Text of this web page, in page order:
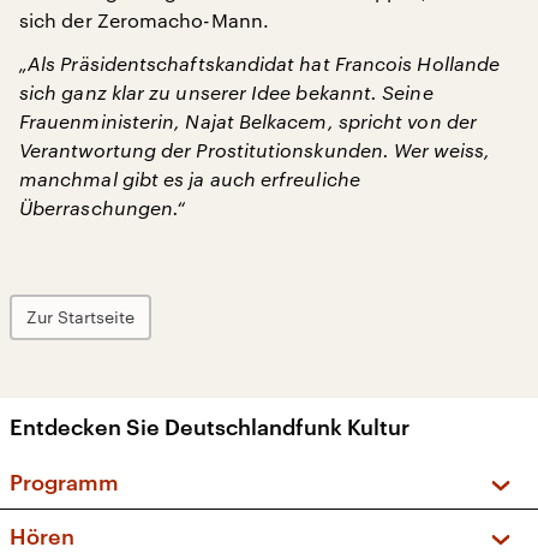
sich der Zeromacho-Mann.
„Als Präsidentschaftskandidat hat Francois Hollande
sich ganz klar zu unserer Idee bekannt. Seine
Frauenministerin, Najat Belkacem, spricht von der
Verantwortung der Prostitutionskunden. Wer weiss,
manchmal gibt es ja auch erfreuliche
Überraschungen.“
Zur Startseite
Entdecken Sie Deutschlandfunk Kultur
Programm
Hören